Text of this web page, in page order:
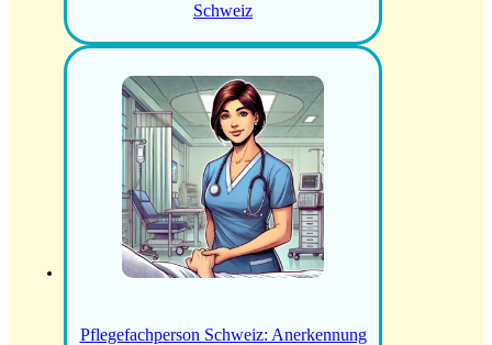
Schweiz
Pflegefachperson Schweiz: Anerkennung